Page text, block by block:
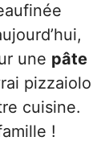
une pâte
pizzaiolo
cuisine.
!